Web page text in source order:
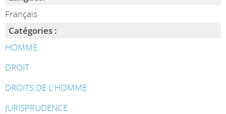
Français
Catégories :
HOMME
DROIT
DROITS DE L'HOMME
JURISPRUDENCE